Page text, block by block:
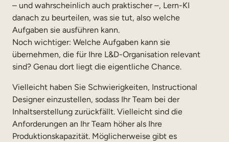
– und wahrscheinlich auch praktischer –, Lern-KI
danach zu beurteilen, was sie tut, also welche
Aufgaben sie ausführen kann.
Noch wichtiger: Welche Aufgaben kann sie
übernehmen, die für Ihre L&D-Organisation relevant
sind? Genau dort liegt die eigentliche Chance.
Vielleicht haben Sie Schwierigkeiten, Instructional
Designer einzustellen, sodass Ihr Team bei der
Inhaltserstellung zurückfällt. Vielleicht sind die
Anforderungen an Ihr Team höher als Ihre
Produktionskapazität. Möglicherweise gibt es